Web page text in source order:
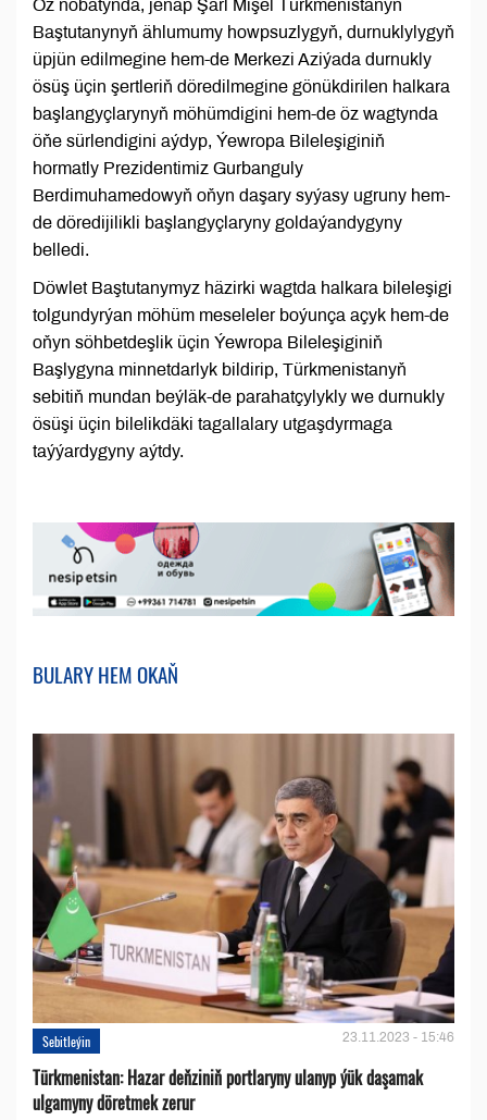
Öz nobatynda, jenap Şarl Mişel Türkmenistanyň
Baştutanynyň ählumumy howpsuzlygyň, durnuklylygyň
üpjün edilmegine hem-de Merkezi Aziýada durnukly
ösüş üçin şertleriň döredilmegine gönükdirilen halkara
başlangyçlarynyň möhümdigini hem-de öz wagtynda
öňe sürlendigini aýdyp, Ýewropa Bileleşiginiň
hormatly Prezidentimiz Gurbanguly
Berdimuhamedowyň oňyn daşary syýasy ugruny hem-
de döredijilikli başlangyçlaryny goldaýandygyny
belledi.
Döwlet Baştutanymyz häzirki wagtda halkara bileleşigi
tolgundyrýan möhüm meseleler boýunça açyk hem-de
oňyn söhbetdeşlik üçin Ýewropa Bileleşiginiň
Başlygyna minnetdarlyk bildirip, Türkmenistanyň
sebitiň mundan beýläk-de parahatçylykly we durnukly
ösüşi üçin bilelikdäki tagallalary utgaşdyrmaga
taýýardygyny aýtdy.
BULARY HEM OKAŇ
Sebitleýin 23.11.2023 - 15:46
Türkmenistan: Hazar deňziniň portlaryny ulanyp ýük daşamak
ulgamyny döretmek zerur